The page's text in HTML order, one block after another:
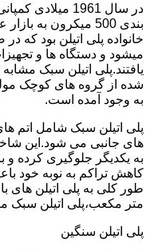
در سال 1961
بندی 500 میکرون
خانواده پلی اتیلن بود که
میشود و دستگاه ها و
یافتند.پلی اتیلن سبک
شده از گروه های کوچک
به وجود آمده است.
پلی اتیلن سبک شامل اتم
های جانبی می شود.این
به یکدیگر جلوگیری کرده و
کاهش تراکم به نوبه خود
متر مکعب،پلی اتیلن سبک
پلی اتیلن سنگین